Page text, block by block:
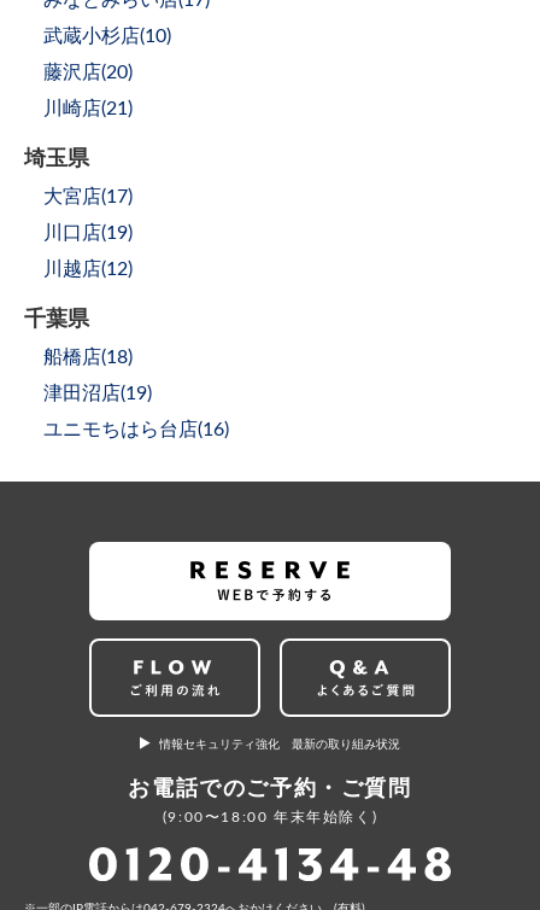
武蔵小杉店(10)
藤沢店(20)
川崎店(21 )
埼玉県
大宮店(17)
川口店(19)
川越店(12)
千葉県
船橋店(18)
津田沼店(19)
ユニモちはら台店(16)
情報セキュリティ強化 最新の取り組み状況
お電話でのご予約・ご質問
(9:00〜18:00 年末年始除く)